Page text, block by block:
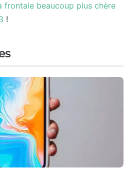
frontale beaucoup plus chère
!